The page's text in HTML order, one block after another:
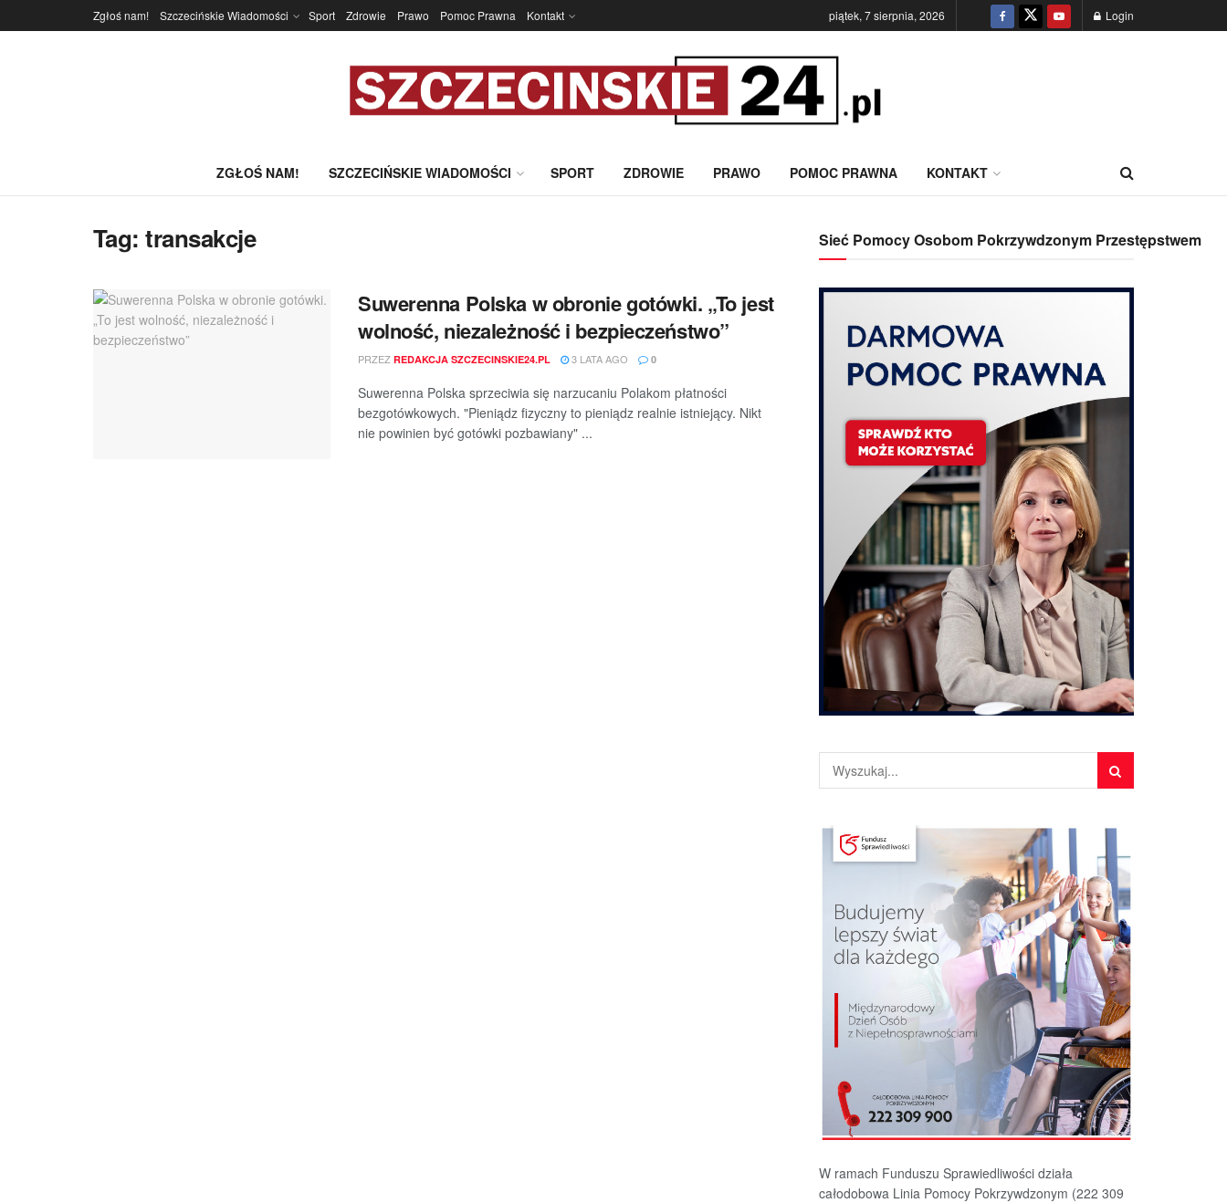
Zgłoś nam! Szczecińskie Wiadomości Sport Zdrowie Prawo Pomoc Prawna Kontakt piątek, 7 sierpnia, 2026 Login
ZGŁOŚ NAM! SZCZECIŃSKIE WIADOMOŚCI SPORT ZDROWIE PRAWO POMOC PRAWNA KONTAKT
Tag:transakcje
Suwerenna Polska w obronie gotówki. „To jest
wolność, niezależność i bezpieczeństwo”
PRZEZ REDAKCJA SZCZECINSKIE24.PL 3 LATA AGO 0
Suwerenna Polska sprzeciwia się narzucaniu Polakom płatności
bezgotówkowych. "Pieniądz fizyczny to pieniądz realnie istniejący. Nikt
nie powinien być gotówki pozbawiany" ...
Sieć Pomocy Osobom Pokrzywdzonym Przestępstwem
W ramach Funduszu Sprawiedliwości działa
całodobowa Linia Pomocy Pokrzywdzonym (222 309